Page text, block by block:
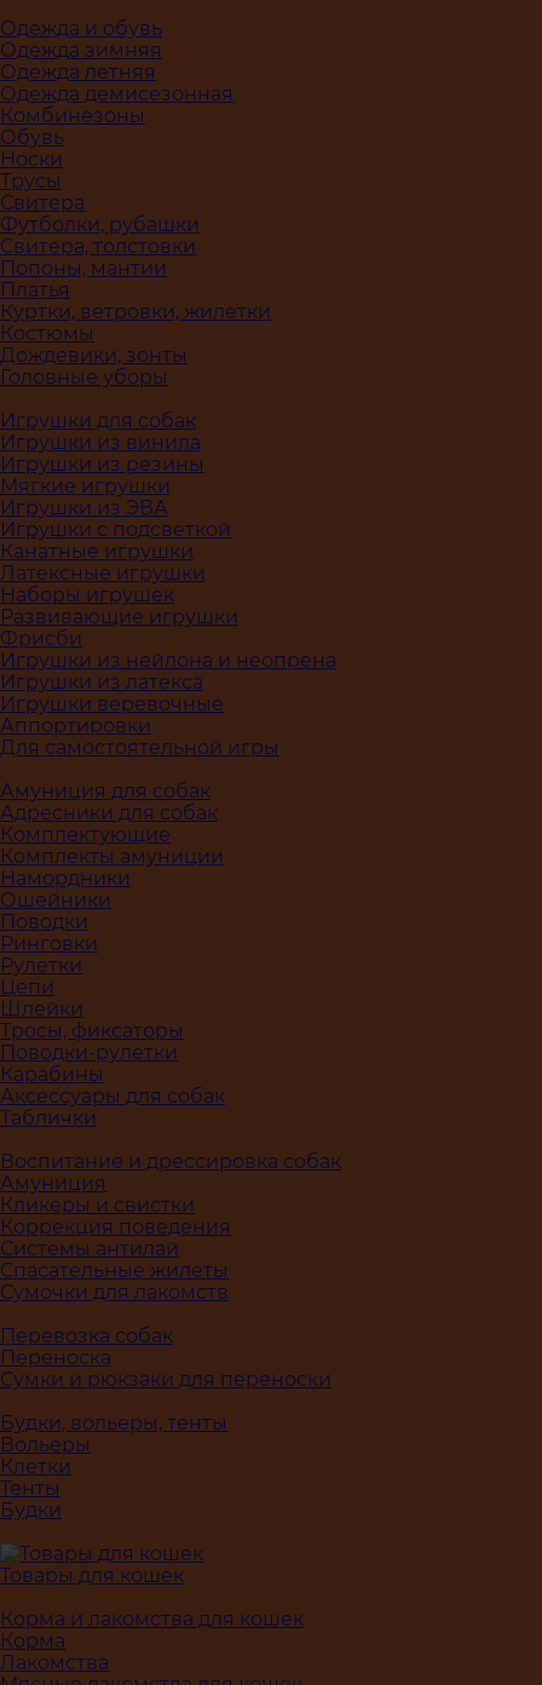
Одежда и обувь
Одежда зимняя
Одежда летняя
Одежда демисезонная
Комбинезоны
Обувь
Носки
Трусы
Свитера
Футболки, рубашки
Свитера, толстовки
Попоны, мантии
Платья
Куртки, ветровки, жилетки
Костюмы
Дождевики, зонты
Головные уборы
Игрушки для собак
Игрушки из винила
Игрушки из резины
Мягкие игрушки
Игрушки из ЭВА
Игрушки с подсветкой
Канатные игрушки
Латексные игрушки
Наборы игрушек
Развивающие игрушки
Фрисби
Игрушки из нейлона и неопрена
Игрушки из латекса
Игрушки веревочные
Аппортировки
Для самостоятельной игры
Амуниция для собак
Адресники для собак
Комплектующие
Комплекты амуниции
Намордники
Ошейники
Поводки
Ринговки
Рулетки
Цепи
Шлейки
Тросы, фиксаторы
Поводки-рулетки
Карабины
Аксессуары для собак
Таблички
Воспитание и дрессировка собак
Амуниция
Кликеры и свистки
Коррекция поведения
Системы антилай
Спасательные жилеты
Сумочки для лакомств
Перевозка собак
Переноска
Сумки и рюкзаки для переноски
Будки, вольеры, тенты
Вольеры
Клетки
Тенты
Будки
Товары для кошек
Корма и лакомства для кошек
Корма
Лакомства